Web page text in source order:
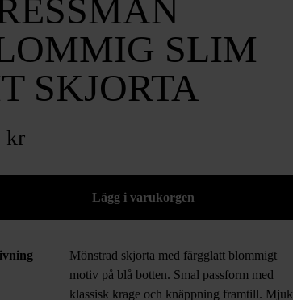
SLIM
SKJORTA
kr
Mönstrad skjorta med färgglatt blommigt
motiv på blå botten. Smal passform med
klassisk krage och knäppning framtill. Mjuk